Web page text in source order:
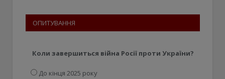
ОПИТУВАННЯ
Коли завершиться війна Росії проти України?
До кінця 2025 року